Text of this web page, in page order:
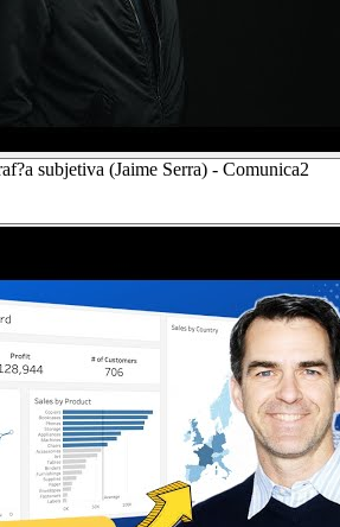
subjetiva (Jaime Serra) - Comunica2